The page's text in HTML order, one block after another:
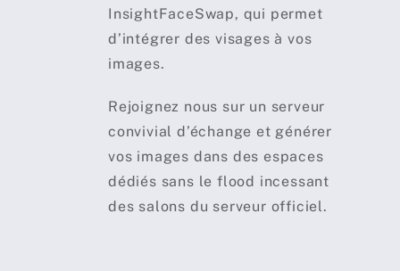
InsightFaceSwap, qui permet
d’intégrer des visages à vos
images.
Rejoignez nous sur un serveur
convivial d’échange et générer
vos images dans des espaces
dédiés sans le flood incessant
des salons du serveur officiel.